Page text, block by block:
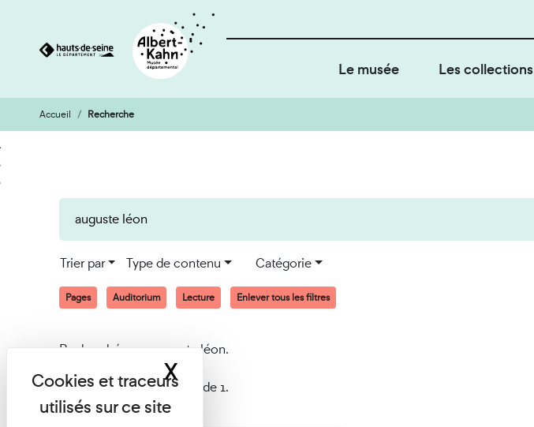
Aller
au
contenu
Aller
à
la
Le musée Les collections
Accueil Recherche
Trier par Type de contenu Catégorie
Pages Auditorium Lecture Enlever tous les filtres
Recherché pour auguste léon.
Afficher les résultats 1 à 1 de 1.
XMasquer le bandeau des cookies